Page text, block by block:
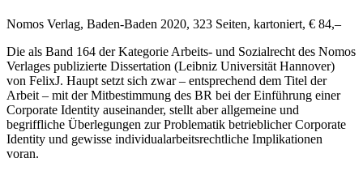
Nomos Verlag, Baden-Baden 2020, 323 Seiten, kartoniert, € 84,–
Die als Band 164 der Kategorie Arbeits- und Sozialrecht des Nomos
Verlages publizierte Dissertation (Leibniz Universität Hannover)
von FelixJ. Haupt setzt sich zwar – entsprechend dem Titel der
Arbeit – mit der Mitbestimmung des BR bei der Einführung einer
Corporate Identity auseinander, stellt aber allgemeine und
begriffliche Überlegungen zur Problematik betrieblicher Corporate
Identity und gewisse individualarbeitsrechtliche Implikationen
voran.